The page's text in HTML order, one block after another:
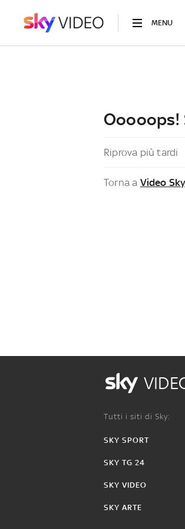
MENU
Ooooops!
Riprova più tardi
Torna a Video Sky
Tutti i siti di Sky:
SKY SPORT
SKY TG 24
SKY VIDEO
SKY ARTE